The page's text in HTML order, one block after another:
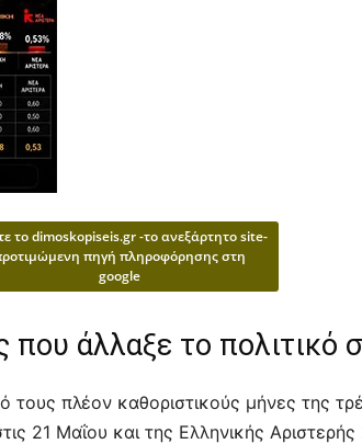
το dimoskopiseis.gr -το ανεξάρτητο site-
πηγή πληροφόρησης στη
google
άλλαξε το πολιτικό
πλέον καθοριστικούς μήνες της
21 Μαΐου και της Ελληνικής